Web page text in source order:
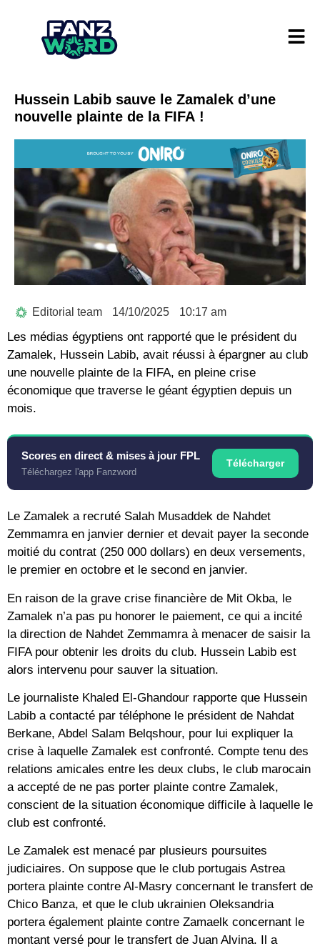
Hussein Labib sauve le Zamalek d’une
nouvelle plainte de la FIFA !
Editorial team 14/10/2025 10:17 am
Les médias égyptiens ont rapporté que le président du
Zamalek, Hussein Labib, avait réussi à épargner au club
une nouvelle plainte de la FIFA, en pleine crise
économique que traverse le géant égyptien depuis un
mois.
Scores en direct & mises à jour FPL
Téléchargez l'app Fanzword
Télécharger
Le Zamalek a recruté Salah Musaddek de Nahdet
Zemmamra en janvier dernier et devait payer la seconde
moitié du contrat (250 000 dollars) en deux versements,
le premier en octobre et le second en janvier.
En raison de la grave crise financière de Mit Okba, le
Zamalek n’a pas pu honorer le paiement, ce qui a incité
la direction de Nahdet Zemmamra à menacer de saisir la
FIFA pour obtenir les droits du club. Hussein Labib est
alors intervenu pour sauver la situation.
Le journaliste Khaled El-Ghandour rapporte que Hussein
Labib a contacté par téléphone le président de Nahdat
Berkane, Abdel Salam Belqshour, pour lui expliquer la
crise à laquelle Zamalek est confronté. Compte tenu des
relations amicales entre les deux clubs, le club marocain
a accepté de ne pas porter plainte contre Zamalek,
conscient de la situation économique difficile à laquelle le
club est confronté.
Le Zamalek est menacé par plusieurs poursuites
judiciaires. On suppose que le club portugais Astrea
portera plainte contre Al-Masry concernant le transfert de
Chico Banza, et que le club ukrainien Oleksandria
portera également plainte contre Zamaelk concernant le
montant versé pour le transfert de Juan Alvina. Il a